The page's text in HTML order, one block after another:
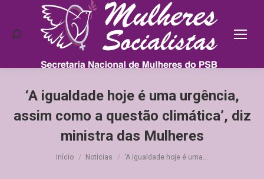
Search:
‘A igualdade hoje é uma urgência,
assim como a questão climática’, diz
ministra das Mulheres
Você está aqui:
Início Notícias ‘A igualdade hoje é uma…